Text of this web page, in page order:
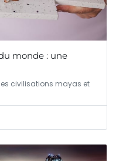
monde : une
civilisations mayas et